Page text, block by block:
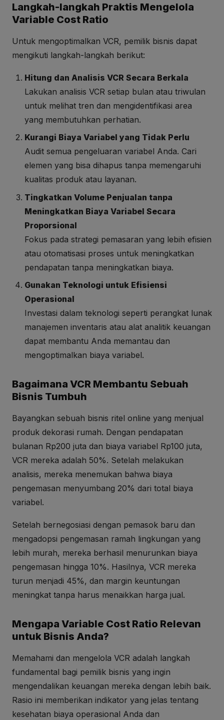
Langkah-langkah Praktis Mengelola
Variable Cost Ratio
Untuk mengoptimalkan VCR, pemilik bisnis dapat
mengikuti langkah-langkah berikut:
Hitung dan Analisis VCR Secara Berkala
Lakukan analisis VCR setiap bulan atau triwulan
untuk melihat tren dan mengidentifikasi area
yang membutuhkan perhatian.
Kurangi Biaya Variabel yang Tidak Perlu
Audit semua pengeluaran variabel Anda. Cari
elemen yang bisa dihapus tanpa memengaruhi
kualitas produk atau layanan.
Tingkatkan Volume Penjualan tanpa
Meningkatkan Biaya Variabel Secara
Proporsional
Fokus pada strategi pemasaran yang lebih efisien
atau otomatisasi proses untuk meningkatkan
pendapatan tanpa meningkatkan biaya.
Gunakan Teknologi untuk Efisiensi
Operasional
Investasi dalam teknologi seperti perangkat lunak
manajemen inventaris atau alat analitik keuangan
dapat membantu Anda memantau dan
mengoptimalkan biaya variabel.
Bagaimana VCR Membantu Sebuah
Bisnis Tumbuh
Bayangkan sebuah bisnis ritel online yang menjual
produk dekorasi rumah. Dengan pendapatan
bulanan Rp200 juta dan biaya variabel Rp100 juta,
VCR mereka adalah 50%. Setelah melakukan
analisis, mereka menemukan bahwa biaya
pengemasan menyumbang 20% dari total biaya
variabel.
Setelah bernegosiasi dengan pemasok baru dan
mengadopsi pengemasan ramah lingkungan yang
lebih murah, mereka berhasil menurunkan biaya
pengemasan hingga 10%. Hasilnya, VCR mereka
turun menjadi 45%, dan margin keuntungan
meningkat tanpa harus menaikkan harga jual.
Mengapa Variable Cost Ratio Relevan
untuk Bisnis Anda?
Memahami dan mengelola VCR adalah langkah
fundamental bagi pemilik bisnis yang ingin
mengendalikan keuangan mereka dengan lebih baik.
Rasio ini memberikan indikator yang jelas tentang
kesehatan biaya operasional Anda dan